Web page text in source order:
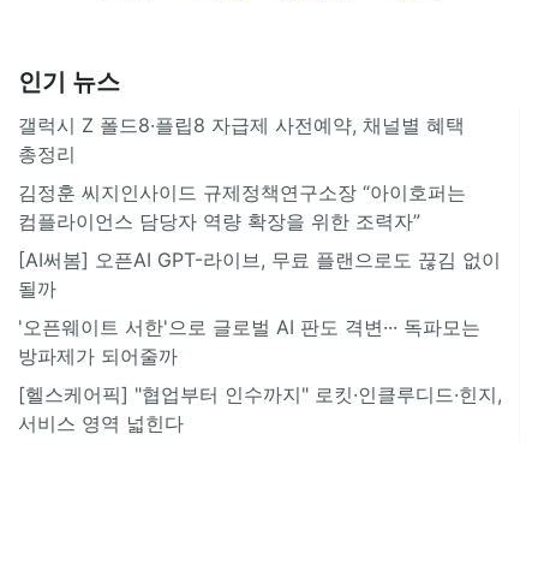
인기 뉴스
갤럭시 Z 폴드8·플립8 자급제 사전예약, 채널별 혜택
총정리
김정훈 씨지인사이드 규제정책연구소장 “아이호퍼는
컴플라이언스 담당자 역량 확장을 위한 조력자”
[AI써봄] 오픈AI GPT-라이브, 무료 플랜으로도 끊김 없이
될까
'오픈웨이트 서한'으로 글로벌 AI 판도 격변··· 독파모는
방파제가 되어줄까
[헬스케어픽] "협업부터 인수까지" 로킷·인클루디드·힌지,
서비스 영역 넓힌다